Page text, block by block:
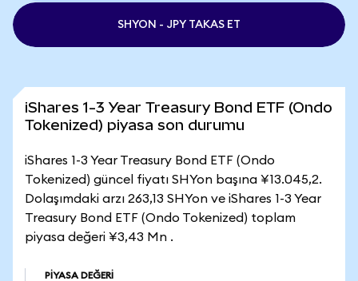
SHYON - JPY TAKAS ET
iShares 1-3 Year Treasury Bond ETF (Ondo
Tokenized) piyasa son durumu
iShares 1-3 Year Treasury Bond ETF (Ondo
Tokenized) güncel fiyatı SHYon başına ¥13.045,2.
Dolaşımdaki arzı 263,13 SHYon ve iShares 1-3 Year
Treasury Bond ETF (Ondo Tokenized) toplam
piyasa değeri ¥3,43 Mn .
PIYASA DEĞERI